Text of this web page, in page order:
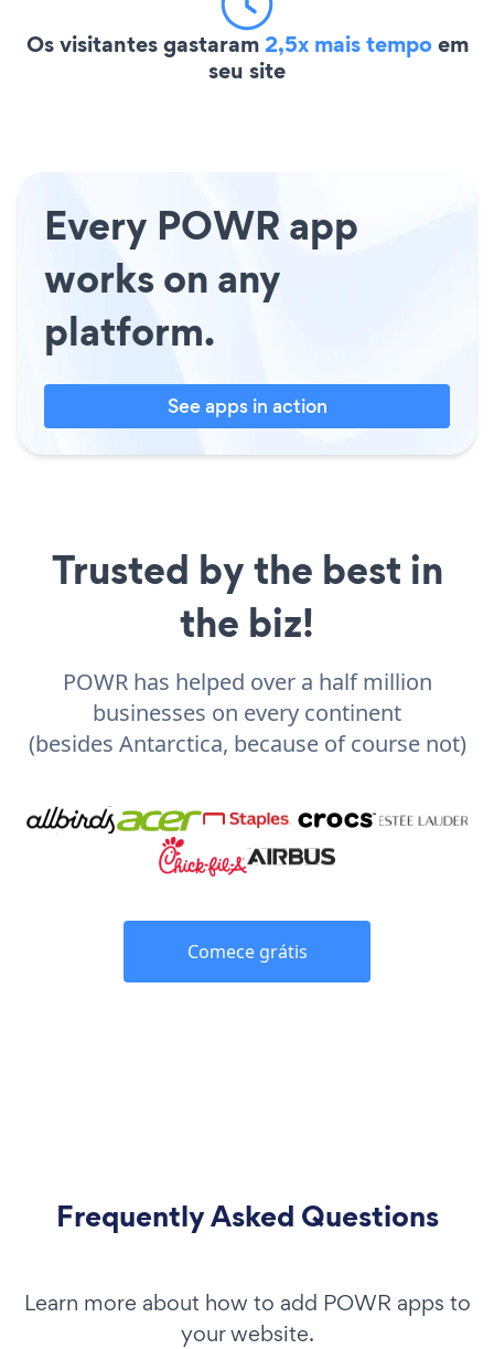
Os visitantes gastaram2,5x mais tempoem
seu site
Every POWR app
works on any
platform.
See apps in action
Trusted by the best in
the biz!
POWR has helped over a half million
businesses on every continent
(besides Antarctica, because of course not)
Comece grátis
Frequently Asked Questions
Learn more about how to add POWR apps to
your website.